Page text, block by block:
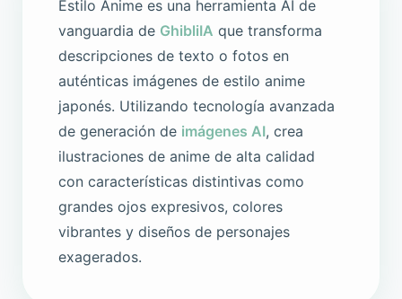
Estilo Anime es una herramienta AI de
vanguardia de GhibliIA que transforma
descripciones de texto o fotos en
auténticas imágenes de estilo anime
japonés. Utilizando tecnología avanzada
de generación de imágenes AI, crea
ilustraciones de anime de alta calidad
con características distintivas como
grandes ojos expresivos, colores
vibrantes y diseños de personajes
exagerados.